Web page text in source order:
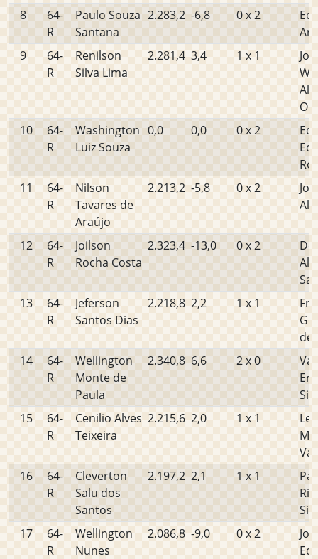
8
64-
R
Paulo Souza
Santana
2.283,2 -6,8 0 x 2
9
64-
R
Renilson
Silva Lima
2.281,4 3,4 1 x 1
10
64-
R
Washington
Luiz Souza
0,0 0,0 0 x 2
Edi
11
64-
R
Nilson
Tavares de
Araújo
2.213,2 -5,8 0 x 2
12
64-
R
Joilson
Rocha Costa
2.323,4 -13,0 0 x 2
13
64-
R
Jeferson
Santos Dias
2.218,8 2,2 1 x 1
de
14
64-
R
Wellington
Monte de
Paula
2.340,8 6,6 2 x 0
15
64-
R
Cenilio Alves
Teixeira
2.215,6 2,0 1 x 1
16
64-
R
Cleverton
Salu dos
Santos
2.197,2 2,1 1 x 1
17
64-
R
Wellington
Nunes
2.086,8 -9,0 0 x 2